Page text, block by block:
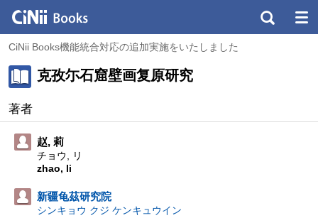
CiNii Books機能統合対応の追加実施をいたしました
克孜尓石窟壁画复原研究
著者
赵, 莉
チョウ, リ
zhao, li
新疆龟茲研究院
シンキョウ クジ ケンキュウイン